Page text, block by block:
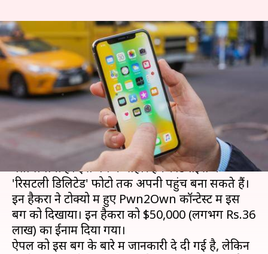
आईफोन एक्स में बड़ी सुरक्षा खामी,
डिलीट हुई फोटो तक पहुंच सकते हैं
हैकर
लेखन प्रमोद कुमार Nov 26, 2018 01:55 pm
क्या है खबर?
दो एथिकल हैकरों ने आईफोन एक्स में एक बड़े बग का
पता लगाया है। इस बग के सहारे हैकर डिवाइस में
'रिसेंटली डिलिटेड' फोटो तक अपनी पहुंच बना सकते हैं।
इन हैकरों ने टोक्यो में हुए Pwn2Own कॉन्टेस्ट में इस
बग को दिखाया। इन हैकरों को $50,000 (लगभग Rs.36
लाख) का ईनाम दिया गया।
ऐपल को इस बग के बारे में जानकारी दे दी गई है, लेकिन